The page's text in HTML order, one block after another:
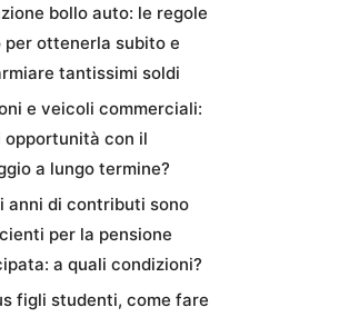
bollo auto: le regole
per ottenerla subito e
tantissimi soldi
e veicoli commerciali:
opportunità con il
a lungo termine?
anni di contributi sono
per la pensione
a quali condizioni?
figli studenti, come fare